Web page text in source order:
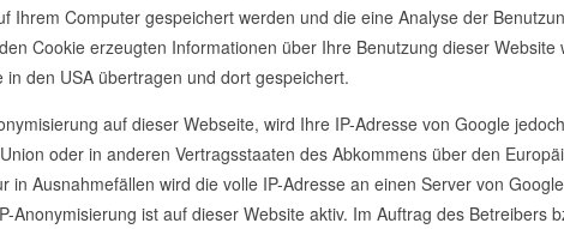
Ihrem Computer gespeichert werden und die eine Analyse der
Cookie erzeugten Informationen über Ihre Benutzung dieser Website
den USA übertragen und dort gespeichert.
auf dieser Webseite, wird Ihre IP-Adresse von Google
oder in anderen Vertragsstaaten des Abkommens über den
in Ausnahmefällen wird die volle IP-Adresse an einen Server von
Anonymisierung ist auf dieser Website aktiv. Im Auftrag des Betreibers